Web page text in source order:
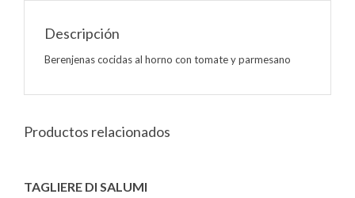
Descripción
Berenjenas cocidas al horno con tomate y parmesano
Productos relacionados
TAGLIERE DI SALUMI